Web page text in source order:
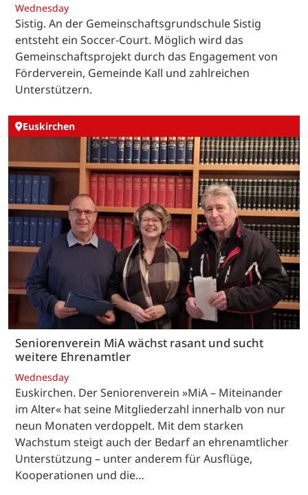
Wednesday
Sistig. An der Gemeinschaftsgrundschule Sistig
entsteht ein Soccer-Court. Möglich wird das
Gemeinschaftsprojekt durch das Engagement von
Förderverein, Gemeinde Kall und zahlreichen
Unterstützern.
Euskirchen
Seniorenverein MiA wächst rasant und sucht
weitere Ehrenamtler
Wednesday
Euskirchen. Der Seniorenverein »MiA – Miteinander
im Alter« hat seine Mitgliederzahl innerhalb von nur
neun Monaten verdoppelt. Mit dem starken
Wachstum steigt auch der Bedarf an ehrenamtlicher
Unterstützung – unter anderem für Ausflüge,
Kooperationen und die…